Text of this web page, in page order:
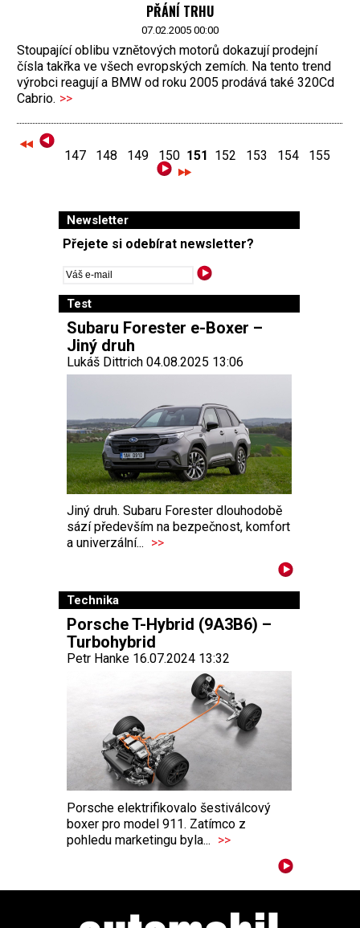
PŘÁNÍ TRHU
07.02.2005 00:00
Stoupající oblibu vznětových motorů dokazují prodejní
čísla takřka ve všech evropských zemích. Na tento trend
výrobci reagují a BMW od roku 2005 prodává také 320Cd
Cabrio. >>
147 148 149 150 151 152 153 154 155
Newsletter
Přejete si odebírat newsletter?
Test
Subaru Forester e-Boxer –
Jiný druh
Lukáš Dittrich 04.08.2025 13:06
Jiný druh. Subaru Forester dlouhodobě
sází především na bezpečnost, komfort
a univerzální... >>
Technika
Porsche T-Hybrid (9A3B6) –
Turbohybrid
Petr Hanke 16.07.2024 13:32
Porsche elektrifikovalo šestiválcový
boxer pro model 911. Zatímco z
pohledu marketingu byla... >>